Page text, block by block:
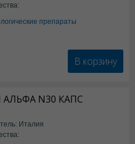
препараты
В корзину
N30 КАПС
Италия